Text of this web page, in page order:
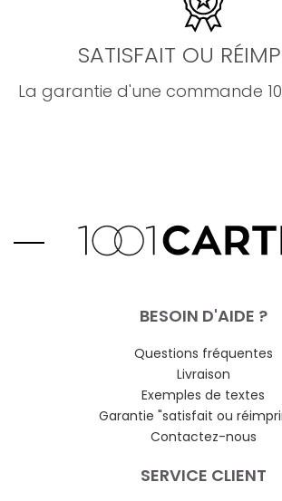
SATISFAIT OU
La garantie d'une commande
BESOIN D'AIDE ?
Questions fréquentes
Livraison
Exemples de textes
Garantie "satisfait ou
Contactez-nous
SERVICE CLIENT